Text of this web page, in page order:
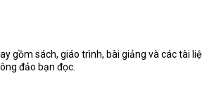
sách, giáo trình, bài giảng và các tài
đảo bạn đọc.